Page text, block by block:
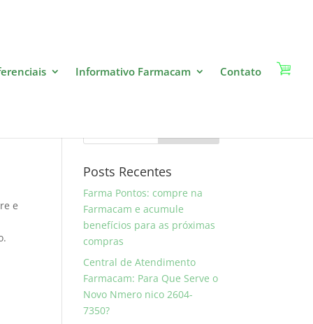
Informativo Farmacam Contato
e
Posts Recentes
Farma Pontos: compre na
Farmacam e acumule
benefícios para as próximas
compras
Central de Atendimento
Farmacam: Para Que Serve o
Novo Nmero nico 2604-
7350?